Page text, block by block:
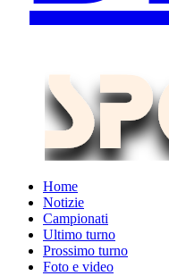
Home
Notizie
Campionati
Ultimo turno
Prossimo turno
Foto e video